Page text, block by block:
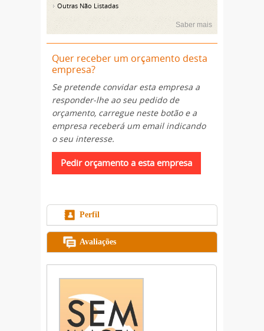
Outras Não Listadas
Saber mais
Quer receber um orçamento desta
empresa?
Se pretende convidar esta empresa a
responder-lhe ao seu pedido de
orçamento, carregue neste botão e a
empresa receberá um email indicando
o seu interesse.
Perfil
Avaliações